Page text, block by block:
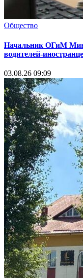
Общество
Начальник ОГиМ
водителей-
03.08.26 09:09